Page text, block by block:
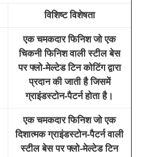
विशिष्ट विशेषता
एक चमकदार फिनिश जो एक
चिकनी फिनिश वाली स्टील बेस
पर फ्लो-मेल्टेड टिन कोटिंग द्वारा
प्रदान की जाती है जिसमें
ग्राइंडस्टोन-पैटर्न होता है।
एक चमकदार फिनिश जो एक
दिशात्मक ग्राइंडस्टोन-पैटर्न वाली
स्टील बेस पर फ्लो-मेल्टेड टिन